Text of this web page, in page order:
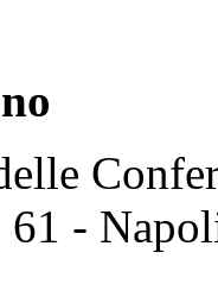
61 -